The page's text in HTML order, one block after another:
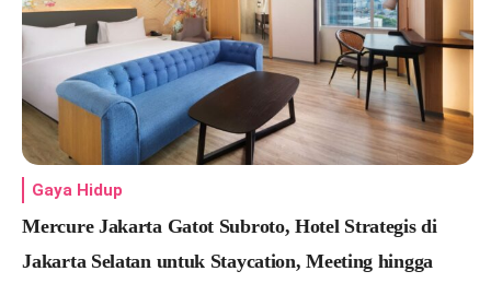
Gaya Hidup
Mercure Jakarta Gatot Subroto, Hotel Strategis di
Jakarta Selatan untuk Staycation, Meeting hingga